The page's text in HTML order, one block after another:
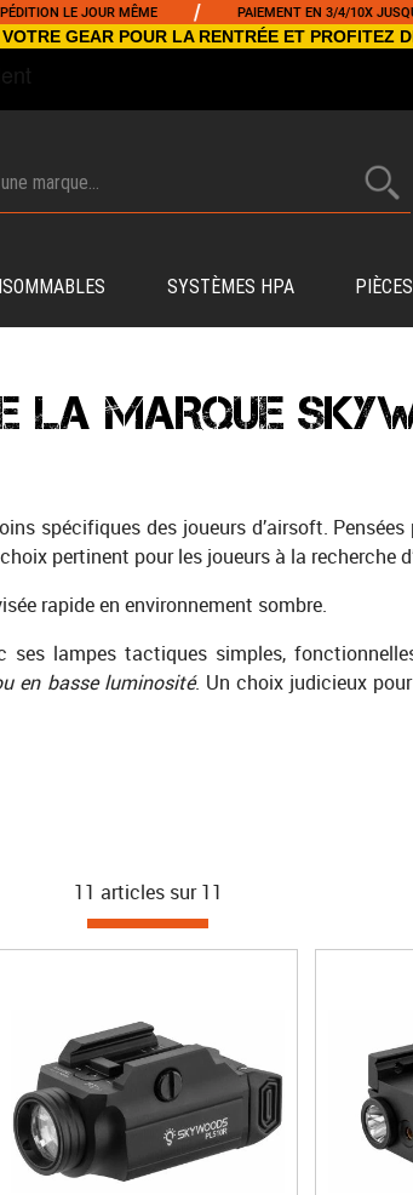
LE JOUR MÊME / PAIEMENT EN 3/4/10X JUSQU'À 5000€
GEAR POUR LA RENTRÉE ET PROFITEZ
SYSTÈMES HPA
LA MARQUE
spécifiques des joueurs d’airsoft. Pensées
pertinent pour les joueurs à la recherche
rapide en environnement sombre.
ses lampes tactiques simples,
en basse luminosité. Un choix judicieux
11 articles sur 11